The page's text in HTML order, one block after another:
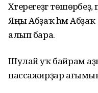
Хәтерегеҙгә
Яңы Абҙаҡ һәм
алып бара.
Шулай уҡ байрам
пассажирҙар